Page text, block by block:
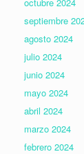
septiembre
agosto 2024
julio 2024
junio 2024
mayo 2024
abril 2024
marzo 2024
febrero 2024